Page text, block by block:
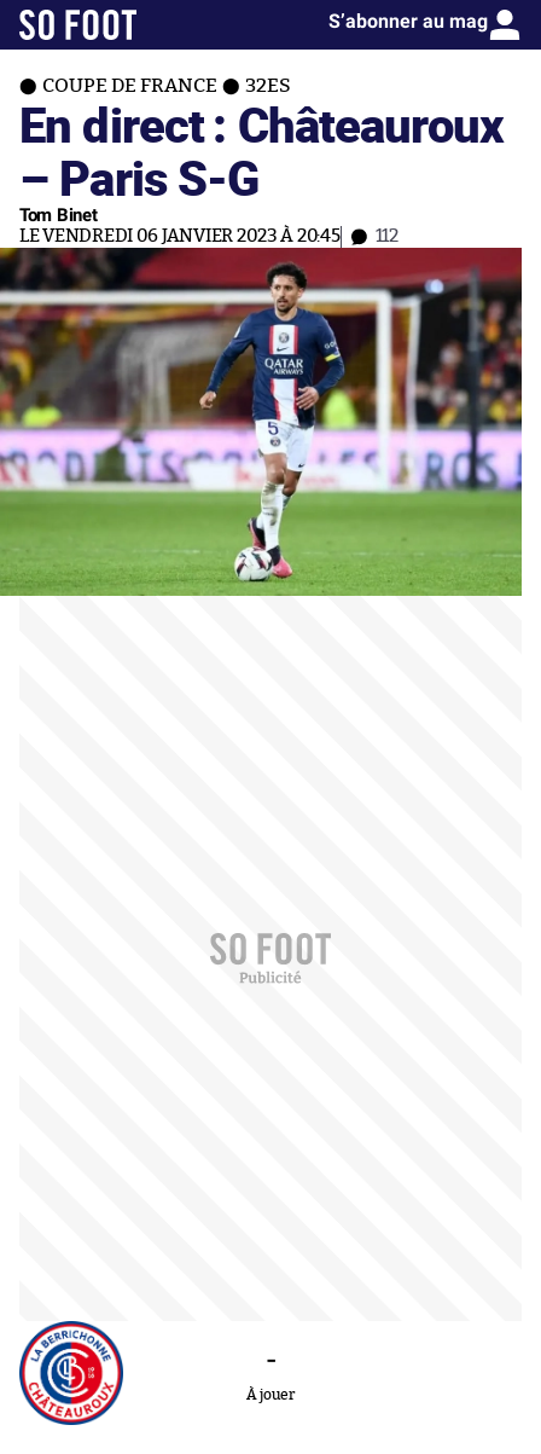
S’abonner au mag
COUPE DE FRANCE 32ES
En direct : Châteauroux
– Paris S-G
Tom Binet
LE VENDREDI 06 JANVIER 2023 À 20:45 112
-
À jouer